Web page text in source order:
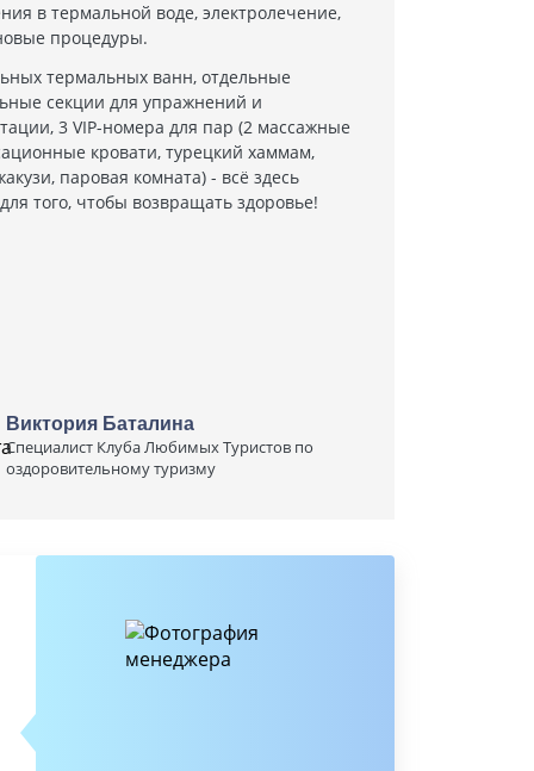
в термальной воде, электролечение,
процедуры.
термальных ванн, отдельные
секции для упражнений и
3 VIP-номера для пар (2 массажные
кровати, турецкий хаммам,
паровая комната) - всё здесь
того, чтобы возвращать здоровье!
Виктория Баталина
Специалист Клуба Любимых Туристов по
оздоровительному туризму